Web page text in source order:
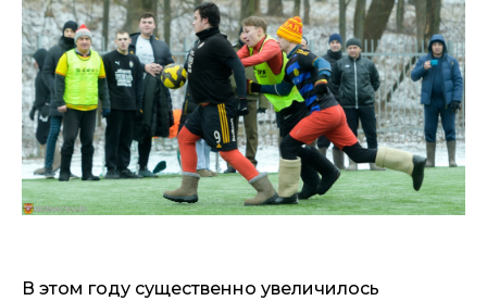
В этом году существенно увеличилось